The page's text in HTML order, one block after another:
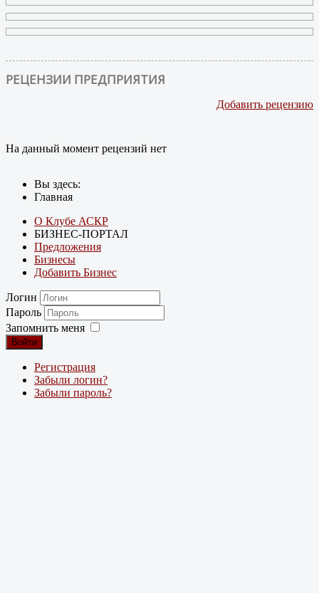
РЕЦЕНЗИИ ПРЕДПРИЯТИЯ
Добавить рецензию
На данный момент рецензий нет
Вы здесь:
Главная
О Клубе АСКР
БИЗНЕС-ПОРТАЛ
Предложения
Бизнесы
Добавить Бизнес
Логин
Пароль
Запомнить меня
Войти
Регистрация
Забыли логин?
Забыли пароль?